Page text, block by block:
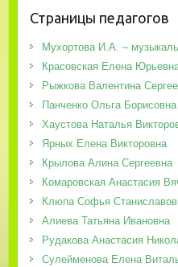
Страницы педагогов
Мухортова И.А. –
Красовская Елена
Рыжкова Валентина
Панченко Ольга Борисовна
Хаустова Наталья
Ярных Елена Викторовна
Крылова Алина Сергеевна
Комаровская Анастасия
Клюпа Софья
Алиева Татьяна Ивановна
Рудакова Анастасия
Сулейменова Елена